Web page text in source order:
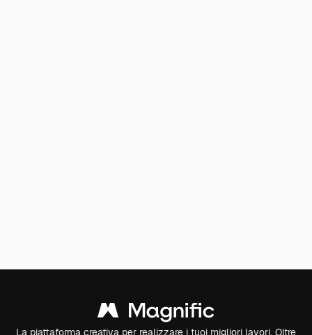
La piattaforma creativa per realizzare i tuoi migliori lavori. Oltre